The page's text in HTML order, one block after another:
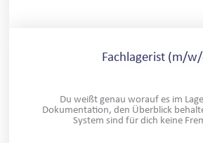
Fachlagerist (m/
Du weißt genau worauf es im
Dokumentation, den Überblick
System sind für dich keine